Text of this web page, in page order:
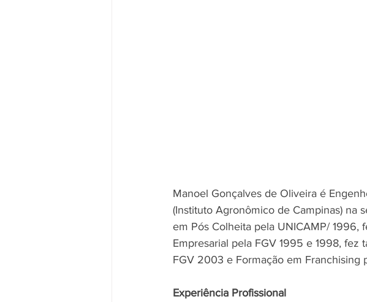
Manoel Gonçalves de Oliveira é
(Instituto Agronômico de Campinas) na
em Pós Colheita pela UNICAMP/ 1996,
Empresarial pela FGV 1995 e 1998, fez
FGV 2003 e Formação em Franchising
Experiência Profissional